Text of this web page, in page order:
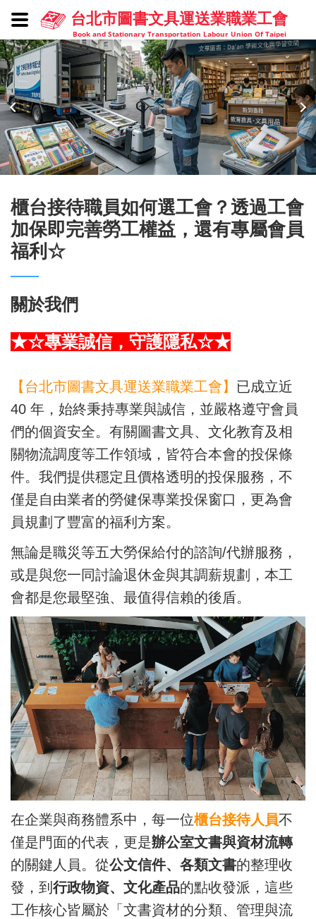
台北市圖書文具運送業職業工會
Book and Stationary Transportation Labour Union Of Taipei
櫃台接待職員如何選工會？透過工會
加保即完善勞工權益，還有專屬會員
福利☆
關於我們
★☆專業誠信，守護隱私☆★
【台北市圖書文具運送業職業工會】 已成立近
40 年，始終秉持專業與誠信，並嚴格遵守會員
們的個資安全。有關圖書文具、文化教育及相
關物流調度等工作領域，皆符合本會的投保條
件。我們提供穩定且價格透明的投保服務，不
僅是自由業者的勞健保專業投保窗口，更為會
員規劃了豐富的福利方案。
無論是職災等五大勞保給付的諮詢/代辦服務，
或是與您一同討論退休金與其調薪規劃，本工
會都是您最堅強、最值得信賴的後盾。
在企業與商務體系中，每一位櫃台接待人員不
僅是門面的代表，更是辦公室文書與資材流轉
的關鍵人員。從公文信件、各類文書的整理收
發，到 行政物資、文化產品的點收發派，這些
工作核心皆屬於「文書資材的分類、管理與流